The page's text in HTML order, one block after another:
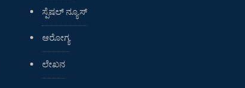
ಸ್ಪೆಷಲ್ ನ್ಯೂಸ್
ಆರೋಗ್ಯ
ಲೇಖನ